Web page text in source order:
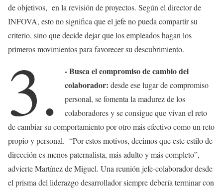
de objetivos, en la revisión de proyectos. Según el director de
INFOVA, esto no significa que el jefe no pueda compartir su
criterio, sino que decide dejar que los empleados hagan los
primeros movimientos para favorecer su descubrimiento.
3.
- Busca el compromiso de cambio del
colaborador: desde ese lugar de compromiso
personal, se fomenta la madurez de los
colaboradores y se consigue que vivan el reto
de cambiar su comportamiento por otro más efectivo como un reto
propio y personal. “Por estos motivos, decimos que este estilo de
dirección es menos paternalista, más adulto y más completo”,
advierte Martínez de Miguel. Una reunión jefe-colaborador desde
el prisma del liderazgo desarrollador siempre debería terminar con